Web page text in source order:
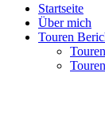
Startseite
Über mich
Touren